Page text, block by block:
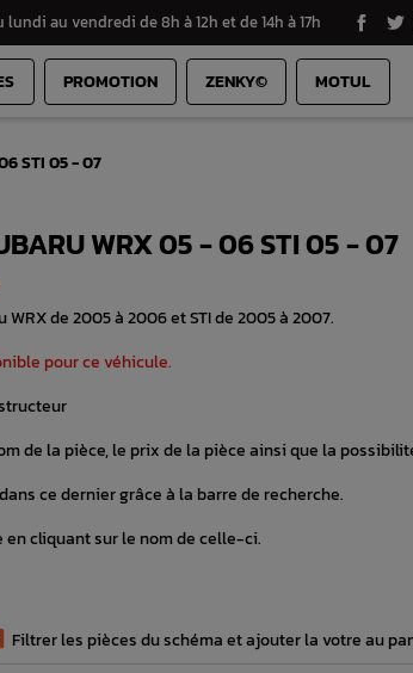
lundi au vendredi de 8h à 12h et de 14h à 17h
PROMOTION ZENKY© MOTUL
STI 05 - 07
WRX 05 - 06 STI 05 - 07
de 2005 à 2006 et STI de 2005 à 2007.
pour ce véhicule.
de la pièce, le prix de la pièce ainsi que la
ce dernier grâce à la barre de recherche.
cliquant sur le nom de celle-ci.
Filtrer les pièces du schéma et ajouter la votre au